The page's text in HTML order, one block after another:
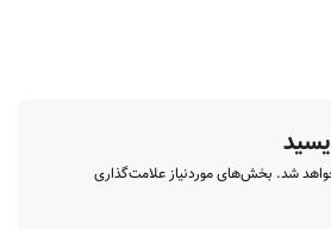
شد. بخش‌های موردنیاز علامت‌گذاری